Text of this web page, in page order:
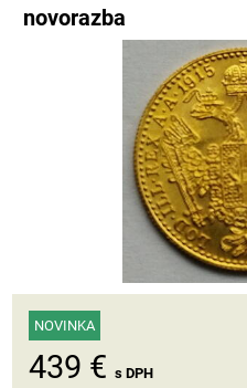
novorazba
NOVINKA
439 € s DPH